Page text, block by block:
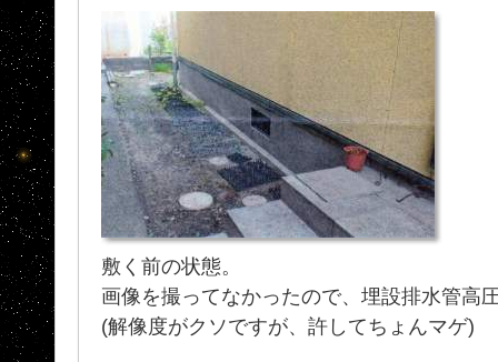
敷く前の状態。
画像を撮ってなかったので、埋設排水管高
(解像度がクソですが、許してちょんマゲ)